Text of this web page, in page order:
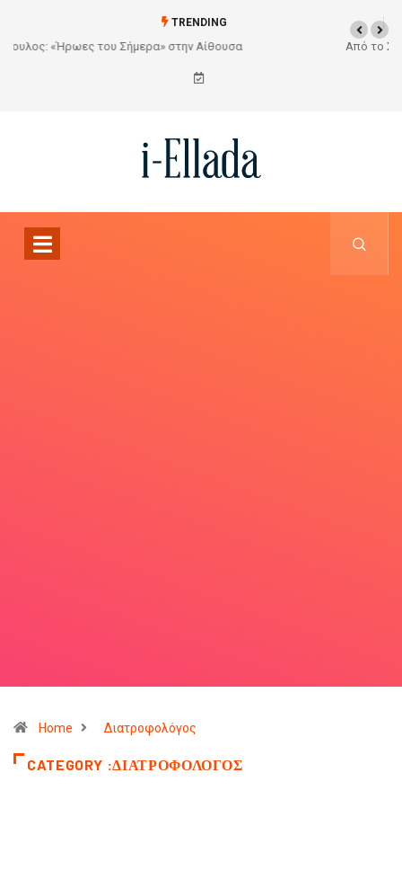
TRENDING
Από το Σχέδιο στην Πραγματικότητα
Home Διατροφολόγος
CATEGORY :ΔΙΑΤΡΟΦΟΛΌΓΟΣ